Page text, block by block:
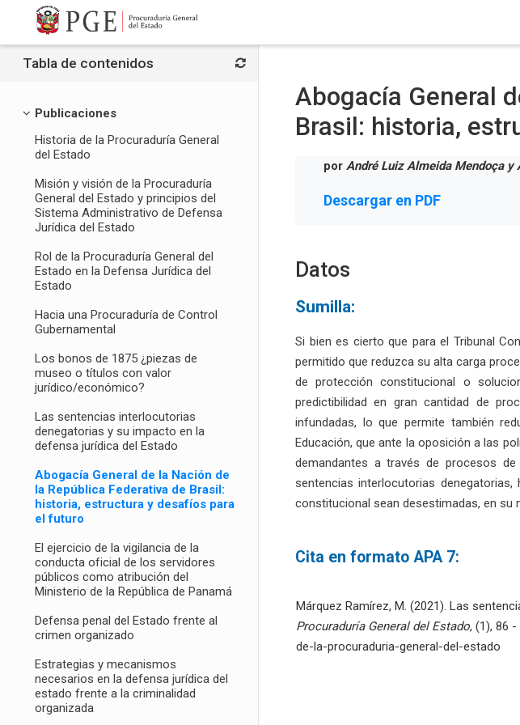
Salta al contenido principal
Tabla de contenidos
Publicaciones
Historia de la Procuraduría General
del Estado
Misión y visión de la Procuraduría
General del Estado y principios del
Sistema Administrativo de Defensa
Jurídica del Estado
Rol de la Procuraduría General del
Estado en la Defensa Jurídica del
Estado
Hacia una Procuraduría de Control
Gubernamental
Los bonos de 1875 ¿piezas de
museo o títulos con valor
jurídico/económico?
Las sentencias interlocutorias
denegatorias y su impacto en la
defensa jurídica del Estado
Abogacía General de la Nación de
la República Federativa de Brasil:
historia, estructura y desafíos para
el futuro
El ejercicio de la vigilancia de la
conducta oficial de los servidores
públicos como atribución del
Ministerio de la República de Panamá
Defensa penal del Estado frente al
crimen organizado
Estrategias y mecanismos
necesarios en la defensa jurídica del
estado frente a la criminalidad
organizada
Abogacía General
Brasil: historia,
por André Luiz Almeida Mendoça y
Descargar en PDF
Datos
Sumilla:
Si bien es cierto que para el Tribunal
permitido que reduzca su alta carga
de protección constitucional o
predictibilidad en gran cantidad de
infundadas, lo que permite también
Educación, que ante la oposición a las
demandantes a través de procesos
sentencias interlocutorias
constitucional sean desestimadas, en su
Márquez Ramírez, M. (2021). Las
Procuraduría General del Estado, (1), 86
de-la-procuraduria-general-del-estado
Cita en formato APA 7: